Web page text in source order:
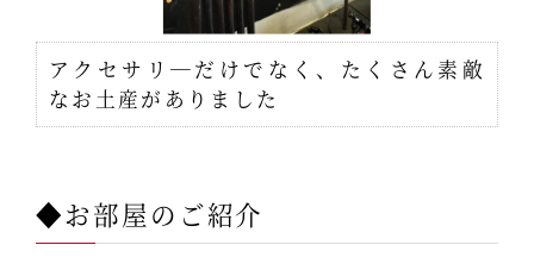
アクセサリ―だけでなく、たくさん素敵
なお土産がありました
◆お部屋のご紹介